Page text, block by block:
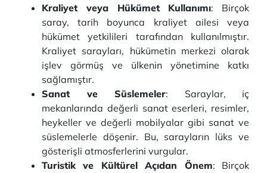
Kraliyet veya Hükümet Kullanımı: Birçok
saray, tarih boyunca kraliyet ailesi veya
hükümet yetkilileri tarafından kullanılmıştır.
Kraliyet sarayları, hükümetin merkezi olarak
işlev görmüş ve ülkenin yönetimine katkı
sağlamıştır.
Sanat ve Süslemeler: Saraylar, iç
mekanlarında değerli sanat eserleri, resimler,
heykeller ve değerli mobilyalar gibi sanat ve
süslemelerle döşenir. Bu, sarayların lüks ve
gösterişli atmosferlerini vurgular.
Turistik ve Kültürel Açıdan Önem: Birçok